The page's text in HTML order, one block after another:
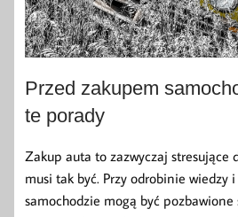
Przed zakupem
te porady
Zakup auta to zazwyczaj stresujące
musi tak być. Przy odrobinie wiedzy
samochodzie mogą być pozbawione